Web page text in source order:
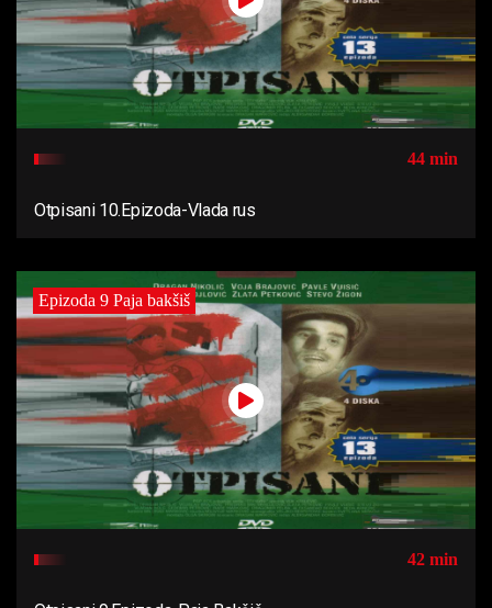
44 min
Otpisani 10.Epizoda-Vlada rus
Epizoda 9 Paja bakšiš
42 min